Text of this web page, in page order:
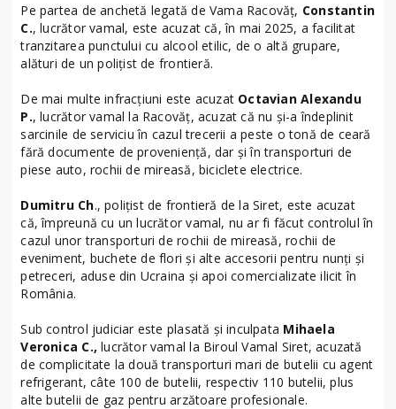
Pe partea de anchetă legată de Vama Racovăț, Constantin
C., lucrător vamal, este acuzat că, în mai 2025, a facilitat
tranzitarea punctului cu alcool etilic, de o altă grupare,
alături de un polițist de frontieră.
De mai multe infracțiuni este acuzat Octavian Alexandu
P., lucrător vamal la Racovăț, acuzat că nu și-a îndeplinit
sarcinile de serviciu în cazul trecerii a peste o tonă de ceară
fără documente de proveniență, dar și în transporturi de
piese auto, rochii de mireasă, biciclete electrice.
Dumitru Ch., polițist de frontieră de la Siret, este acuzat
că, împreună cu un lucrător vamal, nu ar fi făcut controlul în
cazul unor transporturi de rochii de mireasă, rochii de
eveniment, buchete de flori și alte accesorii pentru nunți și
petreceri, aduse din Ucraina și apoi comercializate ilicit în
România.
Sub control judiciar este plasată și inculpata Mihaela
Veronica C., lucrător vamal la Biroul Vamal Siret, acuzată
de complicitate la două transporturi mari de butelii cu agent
refrigerant, câte 100 de butelii, respectiv 110 butelii, plus
alte butelii de gaz pentru arzătoare profesionale.